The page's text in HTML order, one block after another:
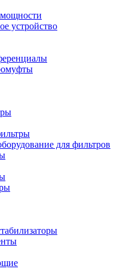
устройство
для фильтров